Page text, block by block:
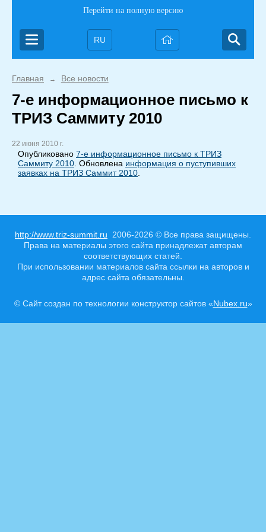
Перейти на полную версию
RU
Главная → Все новости
7-е информационное письмо к
ТРИЗ Саммиту 2010
22 июня 2010 г.
Опубликовано 7-е информационное письмо к ТРИЗ
Саммиту 2010. Обновлена информация о пуступивших
заявках на ТРИЗ Саммит 2010.
http://www.triz-summit.ru 2006-2026 © Все права защищены.
Права на материалы этого сайта принадлежат авторам
соответствующих статей.
При использовании материалов сайта ссылки на авторов и
адрес сайта обязательны.
© Сайт создан по технологии конструктор сайтов «Nubex.ru»